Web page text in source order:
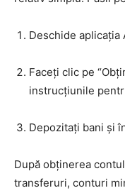
Deschide aplicația
Faceți clic pe
instrucțiunile
Depozitați bani și
După obținerea
transferuri, conturi